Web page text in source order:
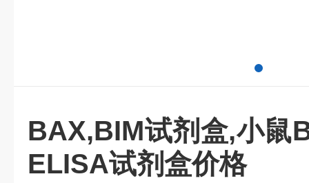
BAX,BIM试剂盒,小鼠
ELISA试剂盒价格